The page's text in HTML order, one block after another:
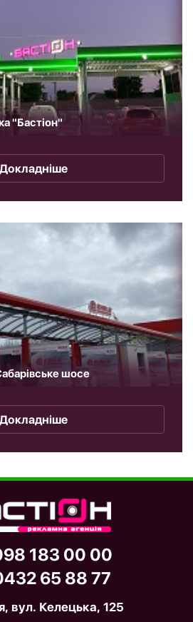
"Бастіон"
Докладніше
шосе
Докладніше
183 00 00
65 88 77
вул. Келецька, 125